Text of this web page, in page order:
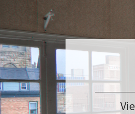
Aller au contenu principal
Vie